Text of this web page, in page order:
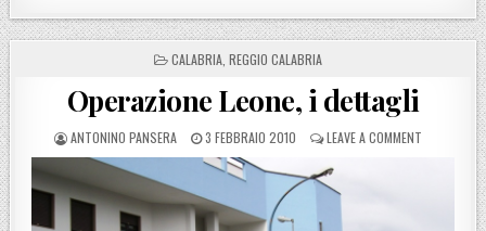
POSTED IN
CALABRIA, REGGIO CALABRIA
Operazione Leone, i dettagli
POSTED BY
ANTONINO PANSERA POSTED ON
3 FEBBRAIO 2010 LEAVE A COMMENTON